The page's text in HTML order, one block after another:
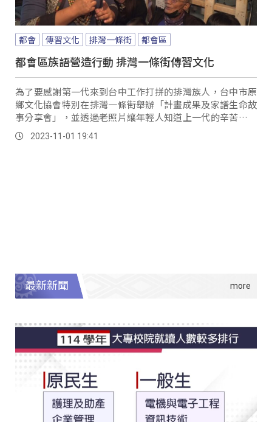
都會 傳習文化 排灣一條街 都會區
都會區族語營造行動 排灣一條街傳習文化
為了要感謝第一代來到台中工作打拼的排灣族人，台中市原
鄉文化協會特別在排灣一條街舉辦「計畫成果及家譜生命故
事分享會」，並透過老照片讓年輕人知道上一代的辛苦，才
能讓他們定居在台中市並成長茁壯。
2023-11-01 19:41
最新新聞